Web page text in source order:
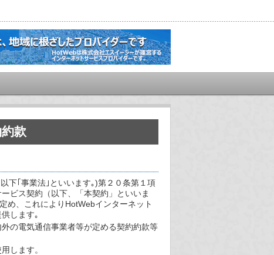
款
下｢事業法｣といいます｡)第２０条第１項
ビス契約（以下、「本契約」といいま
め、これによりHotWebインターネット
します｡
の電気通信事業者等が定める契約約款等
します。